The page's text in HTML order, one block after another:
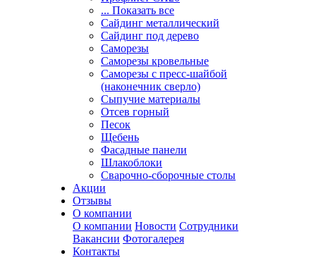
... Показать все
Сайдинг металлический
Cайдинг под дерево
Саморезы
Саморезы кровельные
Саморезы с пресс-шайбой
(наконечник сверло)
Сыпучие материалы
Отсев горный
Песок
Щебень
Фасадные панели
Шлакоблоки
Сварочно-сборочные столы
Акции
Отзывы
О компании
О компании Новости Сотрудники
Вакансии Фотогалерея
Контакты